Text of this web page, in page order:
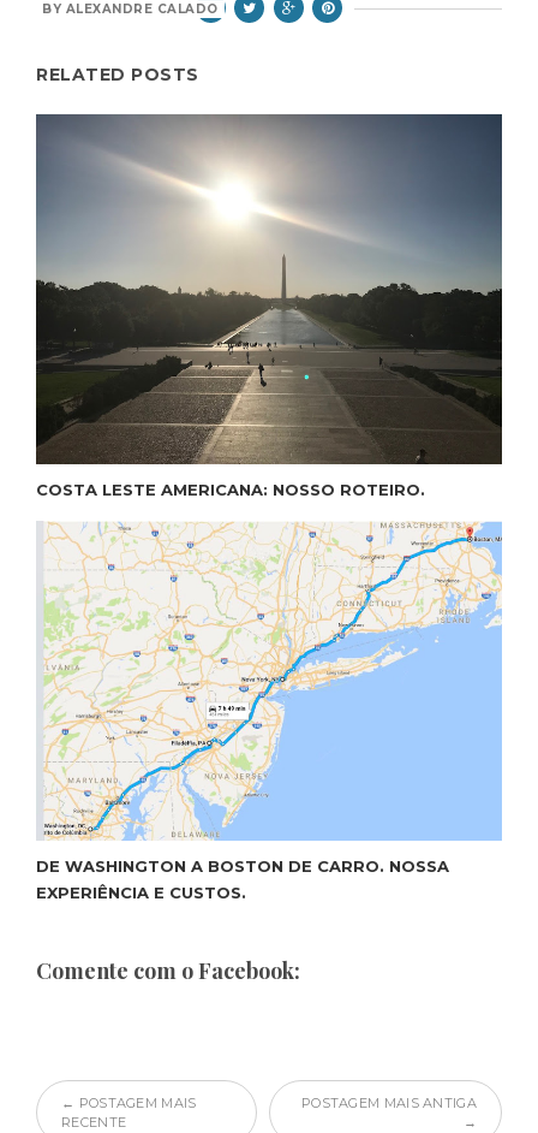
BY ALEXANDRE CALADO
RELATED POSTS
COSTA LESTE AMERICANA: NOSSO ROTEIRO.
DE WASHINGTON A BOSTON DE CARRO. NOSSA
EXPERIÊNCIA E CUSTOS.
Comente com o Facebook:
← POSTAGEM MAIS
RECENTE
POSTAGEM MAIS ANTIGA
→